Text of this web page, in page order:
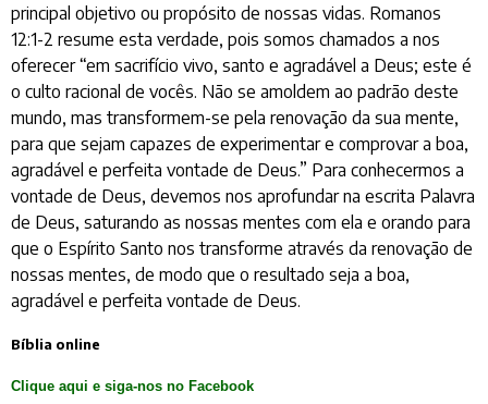
principal objetivo ou propósito de nossas vidas. Romanos
12:1-2 resume esta verdade, pois somos chamados a nos
oferecer “em sacrifício vivo, santo e agradável a Deus; este é
o culto racional de vocês. Não se amoldem ao padrão deste
mundo, mas transformem-se pela renovação da sua mente,
para que sejam capazes de experimentar e comprovar a boa,
agradável e perfeita vontade de Deus.” Para conhecermos a
vontade de Deus, devemos nos aprofundar na escrita Palavra
de Deus, saturando as nossas mentes com ela e orando para
que o Espírito Santo nos transforme através da renovação de
nossas mentes, de modo que o resultado seja a boa,
agradável e perfeita vontade de Deus.
Bíblia online
Clique aqui e siga-nos no Facebook